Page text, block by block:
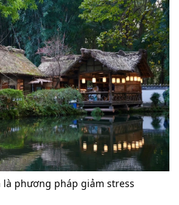
phương pháp giảm stress